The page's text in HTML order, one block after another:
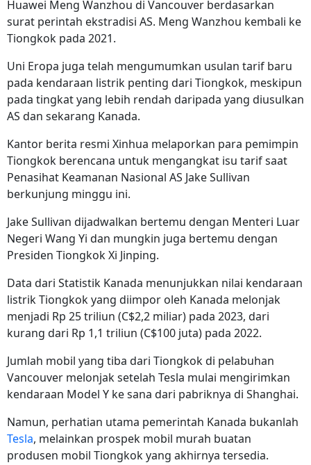
Huawei Meng Wanzhou di Vancouver berdasarkan
surat perintah ekstradisi AS. Meng Wanzhou kembali ke
Tiongkok pada 2021.
Uni Eropa juga telah mengumumkan usulan tarif baru
pada kendaraan listrik penting dari Tiongkok, meskipun
pada tingkat yang lebih rendah daripada yang diusulkan
AS dan sekarang Kanada.
Kantor berita resmi Xinhua melaporkan para pemimpin
Tiongkok berencana untuk mengangkat isu tarif saat
Penasihat Keamanan Nasional AS Jake Sullivan
berkunjung minggu ini.
Jake Sullivan dijadwalkan bertemu dengan Menteri Luar
Negeri Wang Yi dan mungkin juga bertemu dengan
Presiden Tiongkok Xi Jinping.
Data dari Statistik Kanada menunjukkan nilai kendaraan
listrik Tiongkok yang diimpor oleh Kanada melonjak
menjadi Rp 25 triliun (C$2,2 miliar) pada 2023, dari
kurang dari Rp 1,1 triliun (C$100 juta) pada 2022.
Jumlah mobil yang tiba dari Tiongkok di pelabuhan
Vancouver melonjak setelah Tesla mulai mengirimkan
kendaraan Model Y ke sana dari pabriknya di Shanghai.
Namun, perhatian utama pemerintah Kanada bukanlah
Tesla, melainkan prospek mobil murah buatan
produsen mobil Tiongkok yang akhirnya tersedia.